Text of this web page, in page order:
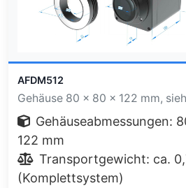
AFDM512
Gehäuse 80 × 80 × 122 mm,
Gehäuseabmessungen:
122 mm
Transportgewicht: ca.
(Komplettsystem)